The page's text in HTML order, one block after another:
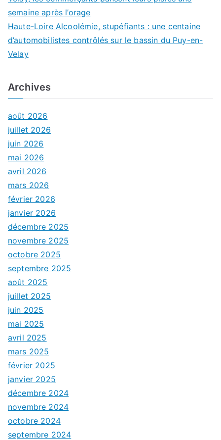
semaine après l’orage
Haute-Loire Alcoolémie, stupéfiants : une centaine
d’automobilistes contrôlés sur le bassin du Puy-en-
Velay
Archives
août 2026
juillet 2026
juin 2026
mai 2026
avril 2026
mars 2026
février 2026
janvier 2026
décembre 2025
novembre 2025
octobre 2025
septembre 2025
août 2025
juillet 2025
juin 2025
mai 2025
avril 2025
mars 2025
février 2025
janvier 2025
décembre 2024
novembre 2024
octobre 2024
septembre 2024